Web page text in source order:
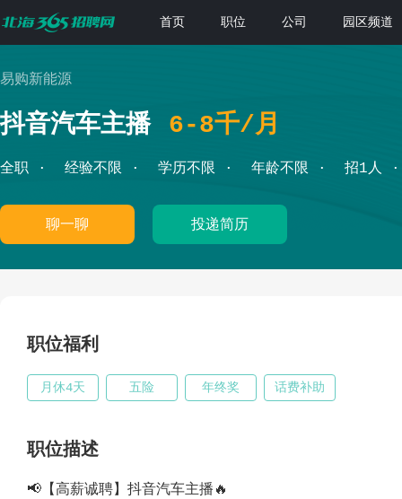
首页 职位 公司 园区频道
易购新能源
抖音汽车主播 6-8千/月
全职 经验不限 学历不限 年龄不限 招1人
聊一聊 投递简历
职位福利
月休4天 五险 年终奖 话费补助
职位描述
📢【高薪诚聘】抖音汽车主播🔥